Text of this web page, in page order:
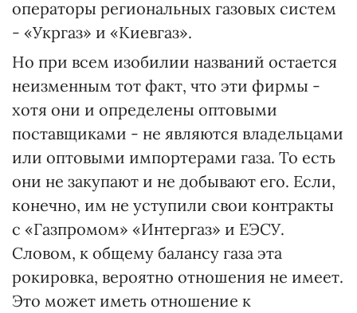
операторы региональных газовых систем
- «Укргаз» и «Киевгаз».
Но при всем изобилии названий остается
неизменным тот факт, что эти фирмы -
хотя они и определены оптовыми
поставщиками - не являются владельцами
или оптовыми импортерами газа. То есть
они не закупают и не добывают его. Если,
конечно, им не уступили свои контракты
с «Газпромом» «Интергаз» и ЕЭСУ.
Словом, к общему балансу газа эта
рокировка, вероятно отношения не имеет.
Это может иметь отношение к